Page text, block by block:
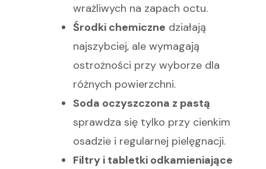
wrażliwych na zapach octu.
Środki chemiczne działają
najszybciej, ale wymagają
ostrożności przy wyborze dla
różnych powierzchni.
Soda oczyszczona z pastą
sprawdza się tylko przy cienkim
osadzie i regularnej pielęgnacji.
Filtry i tabletki odkamieniające